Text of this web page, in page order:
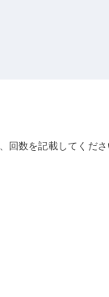
回数を記載してくだ